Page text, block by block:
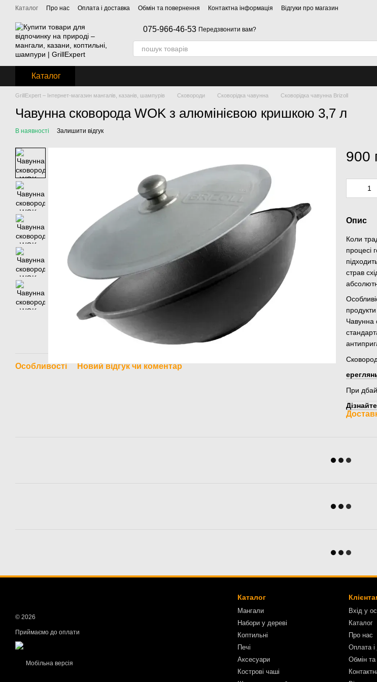
Перейти до основного контенту
Каталог Про нас Оплата і доставка Обмін та повернення Контактна інформація Відгуки про магазин
075-966-46-53 Передзвонити вам?
Каталог
GrillExpert – Інтернет-магазин мангалів, казанів, шампурів Сковороди Сковорідка чавунна Сковорідка чавунна Brizoll
Чавунна сковорода WOK з алюмінієвою кришкою 3,7 л
В наявності Залишити відгук
Особливості Новий відгук чи коментар
900
Опис
Коли
процесі
страв
Чавунна
При
© 2026
Приймаємо до оплати
Мобільна версія
Каталог
Мангали
Набори у дереві
Коптильні
Печі
Аксесуари
Кострові чаші
Вхід у
Каталог
Про нас
Оплата і
Обмін